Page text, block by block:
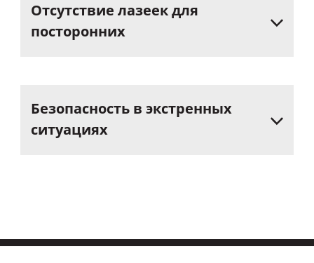
Отсутствие лазеекдля
посторонних
Безопасность в экстренных
ситуациях